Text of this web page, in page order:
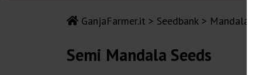
GanjaFarmer.it Seedbank Mandala
Semi Mandala Seeds